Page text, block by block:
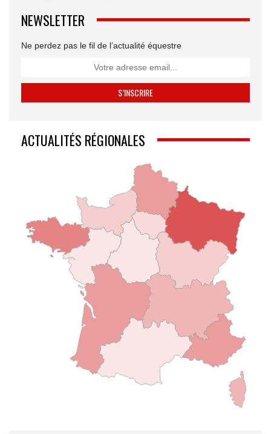
NEWSLETTER
Ne perdez pas le fil de l’actualité équestre
ACTUALITÉS RÉGIONALES